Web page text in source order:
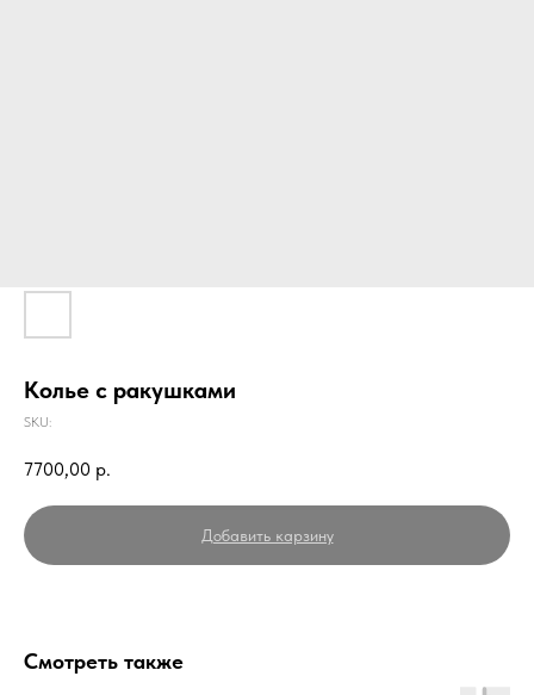
Колье с ракушками
SKU:
7700,00 р.
Добавить карзину
Смотреть также